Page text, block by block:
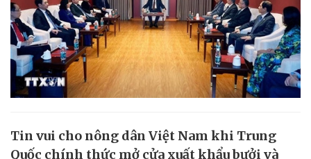
Tin vui cho nông dân Việt Nam khi Trung
Quốc chính thức mở cửa xuất khẩu bưởi và